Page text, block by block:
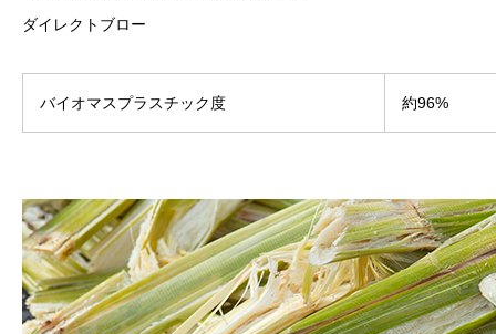
ダイレクトブロー
バイオマスプラスチック度 約96%